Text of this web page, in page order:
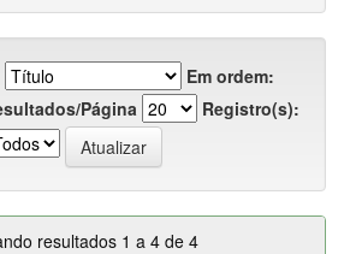
Em ordem:
Página
Registro(s):
resultados 1 a 4 de 4